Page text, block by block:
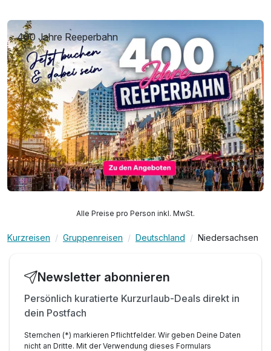
400 Jahre Reeperbahn
Alle Preise pro Person inkl. MwSt.
Kurzreisen Gruppenreisen Deutschland Niedersachsen
Newsletter abonnieren
Persönlich kuratierte Kurzurlaub-Deals direkt in
dein Postfach
Sternchen (*) markieren Pflichtfelder. Wir geben Deine Daten
nicht an Dritte. Mit der Verwendung dieses Formulars